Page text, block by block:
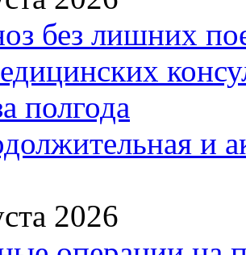
без лишних
полгода
и
2026